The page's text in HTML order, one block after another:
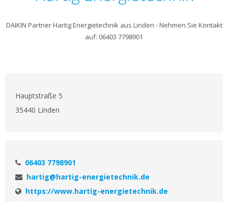
DAIKIN Partner Hartig Energietechnik aus Linden - Nehmen Sie Kontakt
auf: 06403 7798901
Hauptstraße 5
35440 Linden
06403 7798901
hartig@hartig-energietechnik.de
https://www.hartig-energietechnik.de